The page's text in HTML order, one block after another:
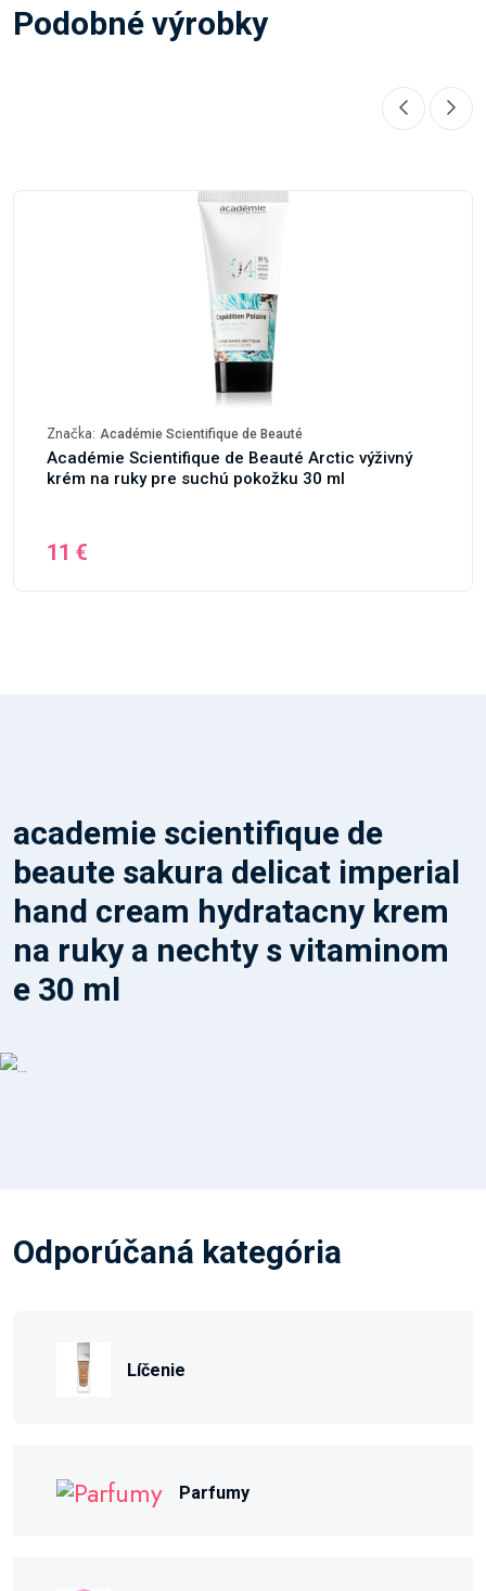
Podobné výrobky
Značka: Académie Scientifique de Beauté
Académie Scientifique de Beauté Arctic výživný
krém na ruky pre suchú pokožku 30 ml
11 €
academie scientifique de
beaute sakura delicat imperial
hand cream hydratacny krem
na ruky a nechty s vitaminom
e 30 ml
Odporúčaná kategória
Líčenie
Parfumy